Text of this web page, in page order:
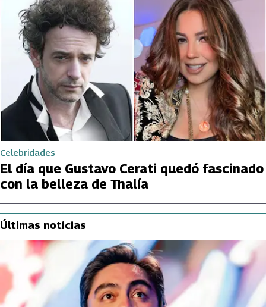
Celebridades
El día que Gustavo Cerati quedó fascinado
con la belleza de Thalía
Últimas noticias